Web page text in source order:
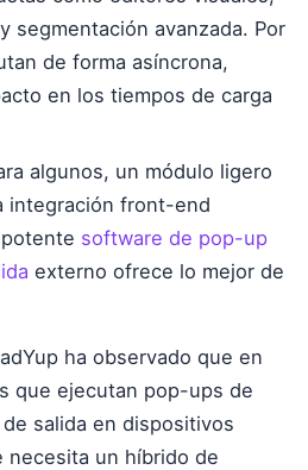
segmentación avanzada. Por
de forma asíncrona,
en los tiempos de carga
algunos, un módulo ligero
integración front-end
software de pop-up
externo ofrece lo mejor de
ha observado que en
que ejecutan pop-ups de
salida en dispositivos
necesita un híbrido de